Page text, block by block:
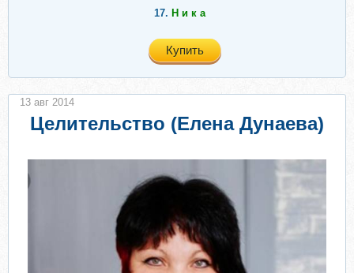
17. Н и к а
Купить
Целительство (Елена Дунаева)
13 авг 2014